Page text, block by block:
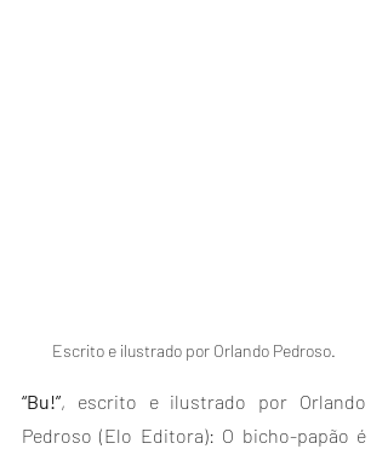
Escrito e ilustrado por Orlando Pedroso.
“Bu!”, escrito e ilustrado por Orlando
Pedroso (Elo Editora): O bicho-papão é